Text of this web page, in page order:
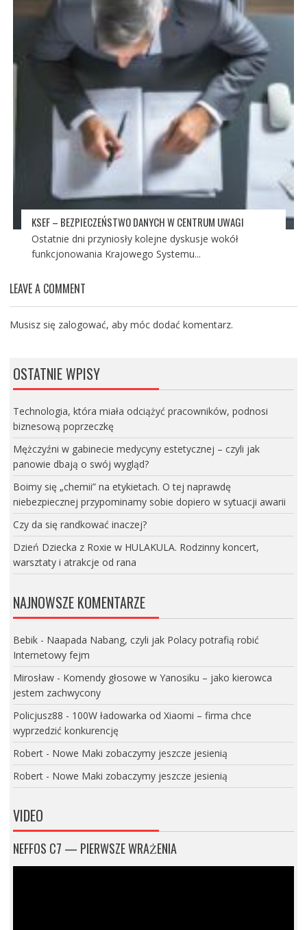
KSEF – BEZPIECZEŃSTWO DANYCH W CENTRUM UWAGI
Ostatnie dni przyniosły kolejne dyskusje wokół
funkcjonowania Krajowego Systemu...
LEAVE A COMMENT
Musisz się zalogować, aby móc dodać komentarz.
OSTATNIE WPISY
Technologia, która miała odciążyć pracowników, podnosi
biznesową poprzeczkę
Mężczyźni w gabinecie medycyny estetycznej – czyli jak
panowie dbają o swój wygląd?
Boimy się „chemii” na etykietach. O tej naprawdę
niebezpiecznej przypominamy sobie dopiero w sytuacji awarii
Czy da się randkować inaczej?
Dzień Dziecka z Roxie w HULAKULA. Rodzinny koncert,
warsztaty i atrakcje od rana
NAJNOWSZE KOMENTARZE
Bebik- Naapada Nabang, czyli jak Polacy potrafią robić
Internetowy fejm
Mirosław- Komendy głosowe w Yanosiku – jako kierowca
jestem zachwycony
Policjusz88 - 100W ładowarka od Xiaomi – firma chce
wyprzedzić konkurencję
Robert- Nowe Maki zobaczymy jeszcze jesienią
Robert- Nowe Maki zobaczymy jeszcze jesienią
VIDEO
NEFFOS C7 — PIERWSZE WRAŻENIA